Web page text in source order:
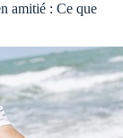
amitié : Ce que